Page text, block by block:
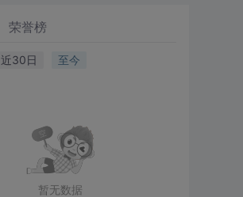
荣誉榜
近30日 至今
暂无数据